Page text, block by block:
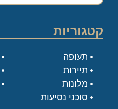
קטגוריות
תעופה
תיירות
מלונות
סוכני נסיעות